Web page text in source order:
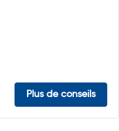
Plus de conseils